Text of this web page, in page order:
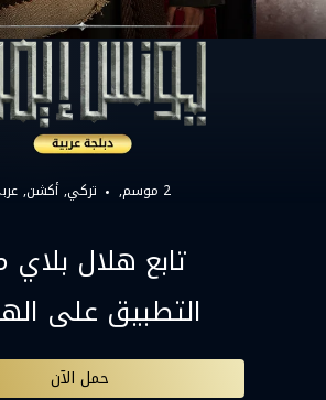
2 موسم, تركي أكشن
تابع هلال بلاي
التطبيق على
حمل الآن